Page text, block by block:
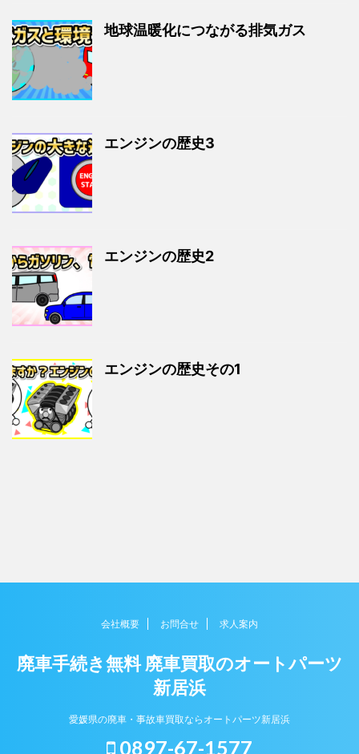
地球温暖化につながる排気ガス
エンジンの歴史3
エンジンの歴史2
エンジンの歴史その1
会社概要 お問合せ 求人案内
廃車手続き無料 廃車買取のオートパーツ
新居浜
愛媛県の廃車・事故車買取ならオートパーツ新居浜
0897-67-1577